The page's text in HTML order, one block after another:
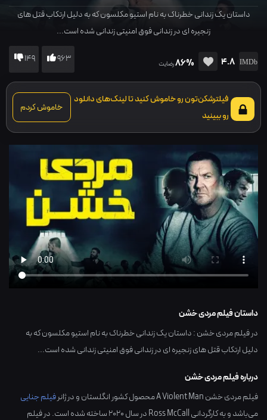
داستان یک زندانی خطرناک به نام استیو مکلسون که به دلیل ارتکاب قتل های
زنجیره ای در زندانی فوق امنیتی زندانی شده است...
4.8
86%رضایت 963
149
فیلترشکن‌تون رو خاموش کنید تا لینک‌های دانلود
رو ببینید
خاموش کردم
داستان فیلم مردی خشن
در فیلم مردی خشن : داستان یک زندانی خطرناک به نام استیو مکلسون که به
دلیل ارتکاب قتل های زنجیره ای در زندانی فوق امنیتی زندانی شده است...
درباره فیلم مردی خشن
فیلم مردی خشن A Violent Man محصول کشور انگلستانو در ژانرفیلم جنایی
می‌باشد و به کارگردانیRoss McCallدر سال2020ساخته شده است. در فیلم